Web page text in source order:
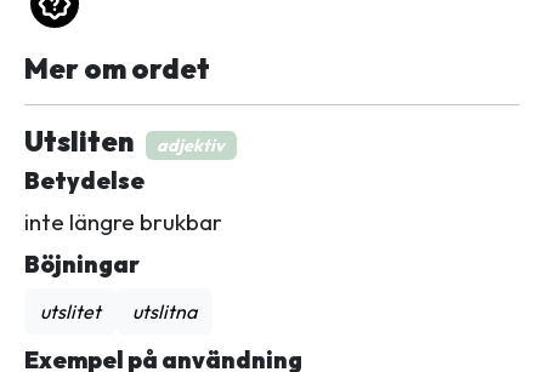
Mer om ordet
Utsliten adjektiv
Betydelse
inte längre brukbar
Böjningar
utslitet utslitna
Exempel på användning